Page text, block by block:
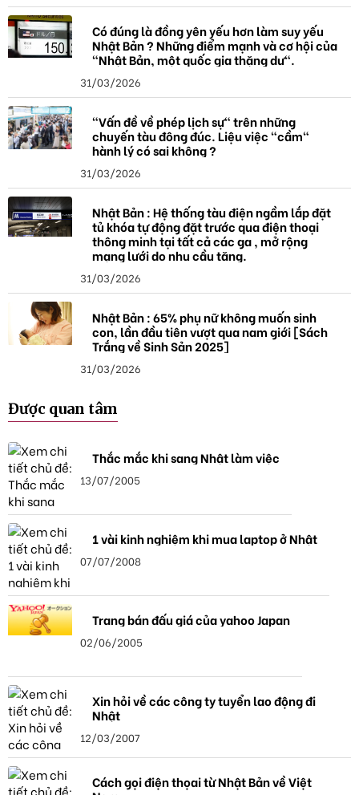
Có đúng là đồng yên yếu hơn làm suy yếu
Nhật Bản ? Những điểm mạnh và cơ hội của
"Nhật Bản, một quốc gia thặng dư".
31/03/2026
"Vấn đề về phép lịch sự" trên những
chuyến tàu đông đúc. Liệu việc "cầm"
hành lý có sai không ?
31/03/2026
Nhật Bản : Hệ thống tàu điện ngầm lắp đặt
tủ khóa tự động đặt trước qua điện thoại
thông minh tại tất cả các ga , mở rộng
mạng lưới do nhu cầu tăng.
31/03/2026
Nhật Bản : 65% phụ nữ không muốn sinh
con, lần đầu tiên vượt qua nam giới [Sách
Trắng về Sinh Sản 2025]
31/03/2026
Được quan tâm
Thắc mắc khi sang Nhật làm việc
13/07/2005
1 vài kinh nghiệm khi mua laptop ở Nhật
07/07/2008
Trang bán đấu giá của yahoo Japan
02/06/2005
Xin hỏi về các công ty tuyển lao động đi
Nhật
12/03/2007
Cách gọi điện thọai từ Nhật Bản về Việt